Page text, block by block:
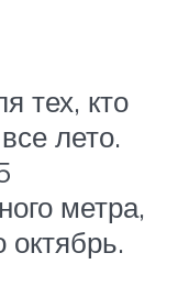
тех, кто
лето.
метра,